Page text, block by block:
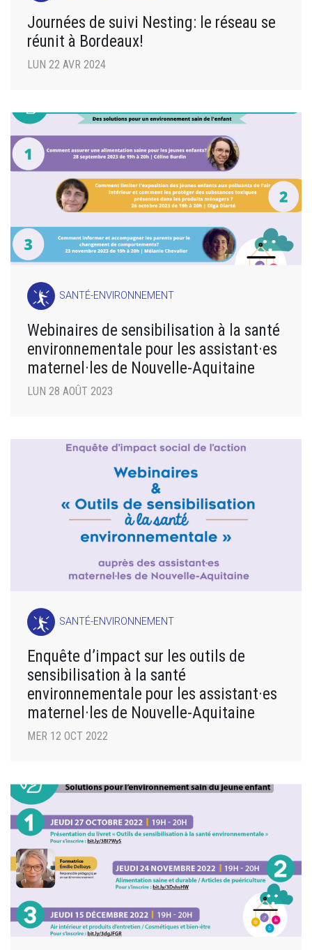
Journées de suivi Nesting: le réseau se
réunit à Bordeaux!
LUN 22 AVR 2024
SANTÉ-ENVIRONNEMENT
Webinaires de sensibilisation à la santé
environnementale pour les assistant·es
maternel·les de Nouvelle-Aquitaine
LUN 28 AOÛT 2023
SANTÉ-ENVIRONNEMENT
Enquête d’impact sur les outils de
sensibilisation à la santé
environnementale pour les assistant·es
maternel·les de Nouvelle-Aquitaine
MER 12 OCT 2022